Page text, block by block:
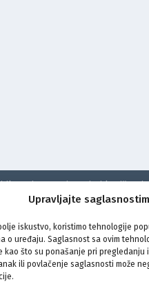
Upravljajte
iskustvo, koristimo tehnologije
o uređaju. Saglasnost sa ovim
kao što su ponašanje pri pregledanju
ili povlačenje saglasnosti može
privatnosti Uvjeti korištenja